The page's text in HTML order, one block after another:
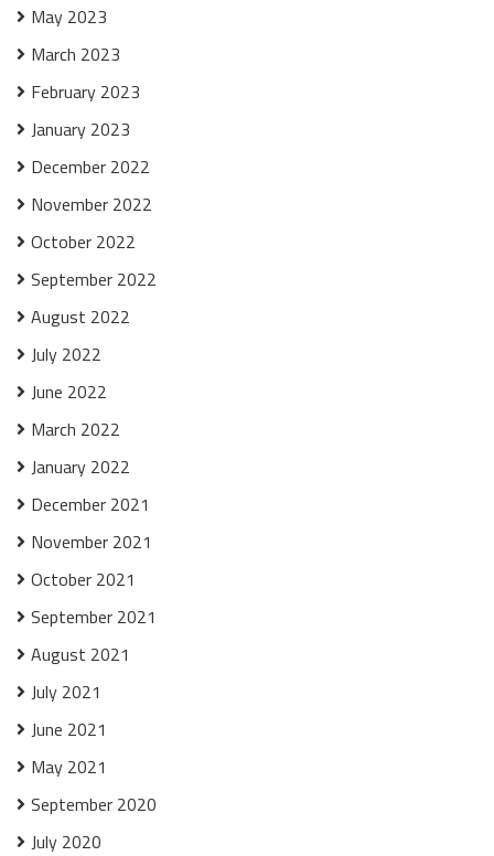
May 2023
March 2023
February 2023
January 2023
December 2022
November 2022
October 2022
September 2022
August 2022
July 2022
June 2022
March 2022
January 2022
December 2021
November 2021
October 2021
September 2021
August 2021
July 2021
June 2021
May 2021
September 2020
July 2020